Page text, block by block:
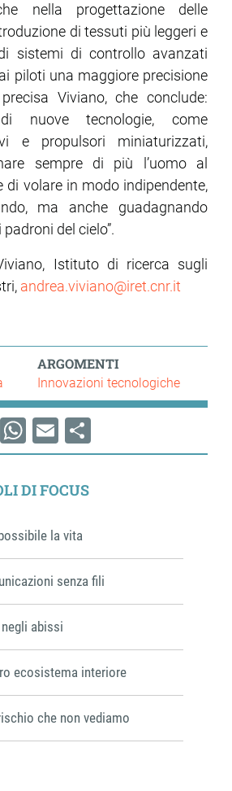
nella progettazione delle
di tessuti più leggeri e
sistemi di controllo avanzati
piloti una maggiore precisione
Viviano, che conclude:
di nuove tecnologie, come
e propulsori miniaturizzati,
sempre di più l’uomo al
di volare in modo indipendente,
ma anche guadagnando
del cielo”.
Istituto di ricerca sugli
andrea.viviano@iret.cnr.it
ARGOMENTI
Innovazioni tecnologiche
WhatsApp
EmailShare
DI FOCUS
la vita
senza fili
abissi
ecosistema interiore
che non vediamo